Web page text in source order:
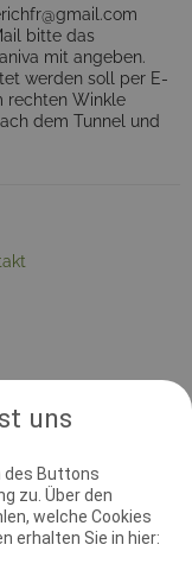
uns
des Buttons
zu. Über den
welche Cookies
erhalten Sie in hier:
bitte das
mit angeben.
werden soll per E-
rechten Winkle
dem Tunnel und